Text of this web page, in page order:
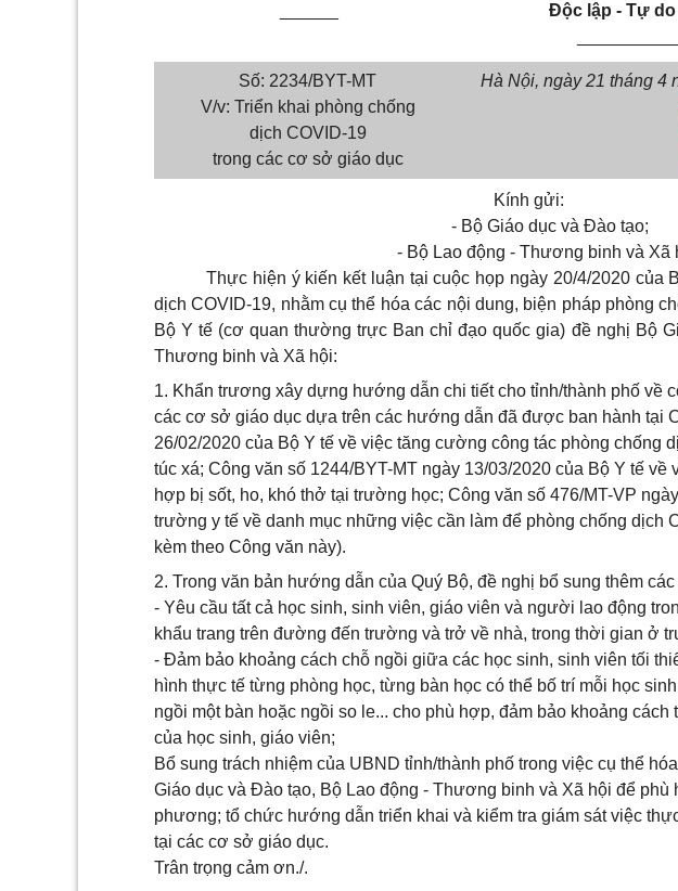
Độc lập - Tự
Số: 2234/BYT-MT
V/v: Triển khai phòng chống
dịch COVID-19
trong các cơ sở giáo dục
Hà Nội, ngày 21 tháng 4
Kính gửi:
- Bộ Giáo dục và Đào tạo;
- Bộ Lao động - Thương binh và Xã
Thực hiện ý kiến kết luận tại cuộc họp ngày 20/4/2020 của
dịch COVID-19, nhằm cụ thể hóa các nội dung, biện pháp phòng
Bộ Y tế (cơ quan thường trực Ban chỉ đạo quốc gia) đề nghị Bộ
Thương binh và Xã hội:
1. Khẩn trương xây dựng hướng dẫn chi tiết cho tỉnh/thành phố về
các cơ sở giáo dục dựa trên các hướng dẫn đã được ban hành tại
26/02/2020 của Bộ Y tế về việc tăng cường công tác phòng chống
túc xá; Công văn số 1244/BYT-MT ngày 13/03/2020 của Bộ Y tế
hợp bị sốt, ho, khó thở tại trường học; Công văn số 476/MT-VP
trường y tế về danh mục những việc cần làm để phòng chống dịch
kèm theo Công văn này).
2. Trong văn bản hướng dẫn của Quý Bộ, đề nghị bổ sung thêm
- Yêu cầu tất cả học sinh, sinh viên, giáo viên và người lao động
khẩu trang trên đường đến trường và trở về nhà, trong thời gian ở
- Đảm bảo khoảng cách chỗ ngồi giữa các học sinh, sinh viên tối
hình thực tế từng phòng học, từng bàn học có thể bố trí mỗi học
ngồi một bàn hoặc ngồi so le... cho phù hợp, đảm bảo khoảng cách
của học sinh, giáo viên;
Bổ sung trách nhiệm của UBND tỉnh/thành phố trong việc cụ thể
Giáo dục và Đào tạo, Bộ Lao động - Thương binh và Xã hội để
phương; tổ chức hướng dẫn triển khai và kiểm tra giám sát việc
tại các cơ sở giáo dục.
Trân trọng cảm ơn./.